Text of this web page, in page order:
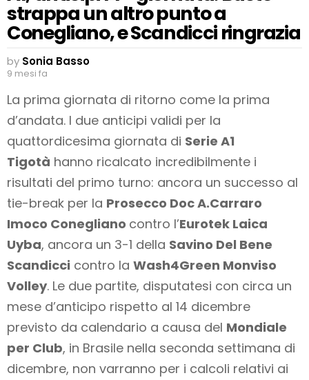
strappa un altro punto a
Conegliano, e Scandicci ringrazia
by Sonia Basso
9 mesi fa
La prima giornata di ritorno come la prima
d’andata. I due anticipi validi per la
quattordicesima giornata di Serie A1
Tigotà hanno ricalcato incredibilmente i
risultati del primo turno: ancora un successo al
tie-break per la Prosecco Doc A.Carraro
Imoco Conegliano contro l’Eurotek Laica
Uyba, ancora un 3-1 della Savino Del Bene
Scandicci contro la Wash4Green Monviso
Volley. Le due partite, disputatesi con circa un
mese d’anticipo rispetto al 14 dicembre
previsto da calendario a causa del Mondiale
per Club, in Brasile nella seconda settimana di
dicembre, non varranno per i calcoli relativi ai